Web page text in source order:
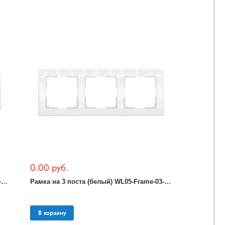
Р
амка на 4 поста (белый) WL05-Frame-04-white
0.00 руб.
Р
амка на 3 поста (белый) WL05-Frame-03-white
..
В корзину